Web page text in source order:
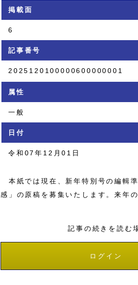
掲載面
6
記事番号
2025120100000600000001
属性
一般
日付
令和07年12月01日
本紙では現在、新年特別号の編輯
感」の原稿を募集いたします。来年
記事の続きを読む
ログイン